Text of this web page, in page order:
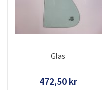
Glas
472,50 kr